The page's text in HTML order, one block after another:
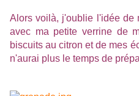
Alors voilà, j'oublie l'idée de
avec ma petite verrine de
biscuits au citron et de mes
n'aurai plus le temps de